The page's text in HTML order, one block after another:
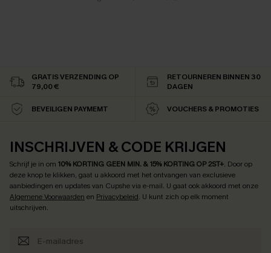
GRATIS VERZENDING OP
79,00 €
RETOURNEREN BINNEN 30
DAGEN
BEVEILIGEN PAYMEMT VOUCHERS & PROMOTIES
INSCHRIJVEN & CODE KRIJGEN
Schrijf je in om 10% KORTING GEEN MIN. & 15% KORTING OP 2ST+. Door op
deze knop te klikken, gaat u akkoord met het ontvangen van exclusieve
aanbiedingen en updates van Cupshe via e-mail. U gaat ook akkoord met onze
Algemene Voorwaarden en Privacybeleid. U kunt zich op elk moment
uitschrijven.